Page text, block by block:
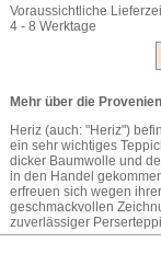
Voraussichtliche
4 - 8 Werktage
Mehr über die
Heriz (auch: "Heriz")
ein sehr wichtiges
dicker Baumwolle und
in den Handel
erfreuen sich wegen
geschmackvollen
zuverlässiger